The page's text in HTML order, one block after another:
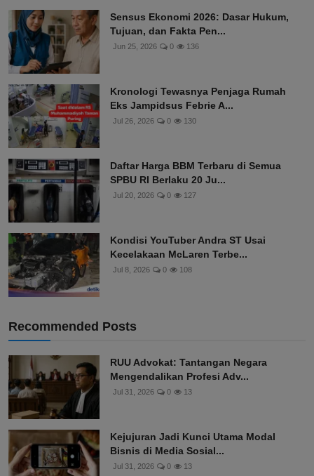
Sensus Ekonomi 2026: Dasar Hukum,
Tujuan, dan Fakta Pen...
Jun 25, 2026 0 136
Kronologi Tewasnya Penjaga Rumah
Eks Jampidsus Febrie A...
Jul 26, 2026 0 130
Daftar Harga BBM Terbaru di Semua
SPBU RI Berlaku 20 Ju...
Jul 20, 2026 0 127
Kondisi YouTuber Andra ST Usai
Kecelakaan McLaren Terbe...
Jul 8, 2026 0 108
Recommended Posts
RUU Advokat: Tantangan Negara
Mengendalikan Profesi Adv...
Jul 31, 2026 0 13
Kejujuran Jadi Kunci Utama Modal
Bisnis di Media Sosial...
Jul 31, 2026 0 13